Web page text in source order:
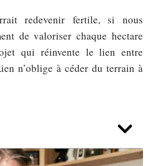
redevenir fertile, si nous
de valoriser chaque hectare
qui réinvente le lien entre
n’oblige à céder du terrain à